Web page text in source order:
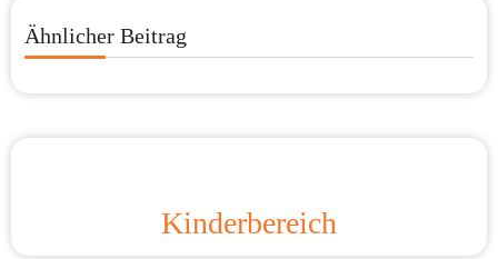
Ähnlicher Beitrag
Kinderbereich